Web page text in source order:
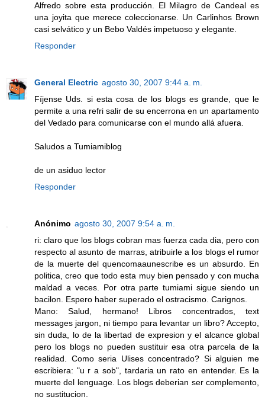
Alfredo sobre esta producción. El Milagro de Candeal es
una joyita que merece coleccionarse. Un Carlinhos Brown
casi selvático y un Bebo Valdés impetuoso y elegante.
Responder
General Electric agosto 30, 2007 9:44 a. m.
Fíjense Uds. si esta cosa de los blogs es grande, que le
permite a una refri salir de su encerrona en un apartamento
del Vedado para comunicarse con el mundo allá afuera.
Saludos a Tumiamiblog
de un asiduo lector
Responder
Anónimo agosto 30, 2007 9:54 a. m.
ri: claro que los blogs cobran mas fuerza cada dia, pero con
respecto al asunto de marras, atribuirle a los blogs el rumor
de la muerte del quencomaaunescribe es un absurdo. En
politica, creo que todo esta muy bien pensado y con mucha
maldad a veces. Por otra parte tumiami sigue siendo un
bacilon. Espero haber superado el ostracismo. Carignos.
Mano: Salud, hermano! Libros concentrados, text
messages jargon, ni tiempo para levantar un libro? Accepto,
sin duda, lo de la libertad de expresion y el alcance global
pero los blogs no pueden sustituir esa otra parcela de la
realidad. Como seria Ulises concentrado? Si alguien me
escribiera: "u r a sob", tardaria un rato en entender. Es la
muerte del lenguage. Los blogs deberian ser complemento,
no sustitucion.